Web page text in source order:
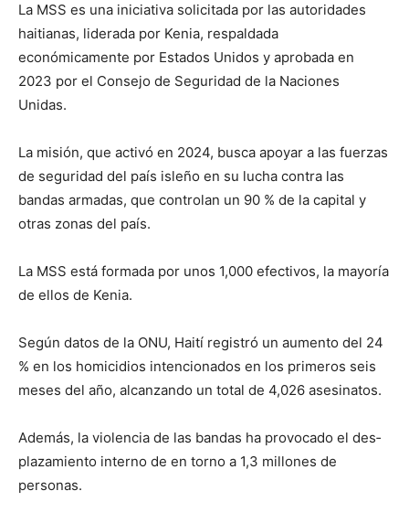
La MSS es una iniciativa solicitada por las autoridades
haitianas, liderada por Kenia, respaldada
económicamente por Estados Unidos y aprobada en
2023 por el Consejo de Seguridad de la Naciones
Unidas.
La misión, que activó en 2024, busca apoyar a las fuerzas
de seguridad del país isleño en su lucha contra las
bandas armadas, que controlan un 90 % de la capital y
otras zonas del país.
La MSS está formada por unos 1,000 efectivos, la mayoría
de ellos de Kenia.
Según datos de la ONU, Haití registró un aumento del 24
% en los homicidios intencionados en los primeros seis
meses del año, alcanzando un total de 4,026 asesinatos.
Además, la violencia de las bandas ha provocado el des­
pla­zamiento interno de en torno a 1,3 millones de
personas.